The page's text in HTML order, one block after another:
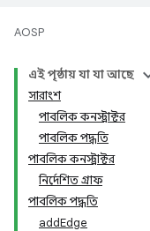
AOSP
এই পৃষ্ঠায় যা যা আছে
সারাংশ
পাবলিক কনস্ট্রাক্টর
পাবলিক পদ্ধতি
পাবলিক কনস্ট্রাক্টর
নির্দেশিত গ্রাফ
পাবলিক পদ্ধতি
addEdge